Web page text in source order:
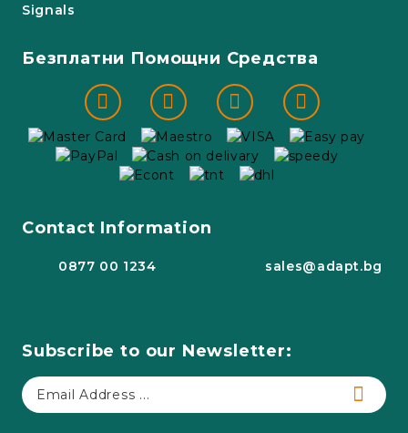
Signals
Безплатни Помощни Средства
Contact Information
0877 00 1234 sales@adapt.bg
Subscribe to our Newsletter: